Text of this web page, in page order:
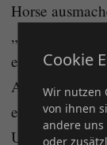
Horse
„Dotty“ ihren
erfolgreich auf
AQHA Punkte
eher
USA.
Cookie
Wir nutzen
von ihnen
andere uns
oder